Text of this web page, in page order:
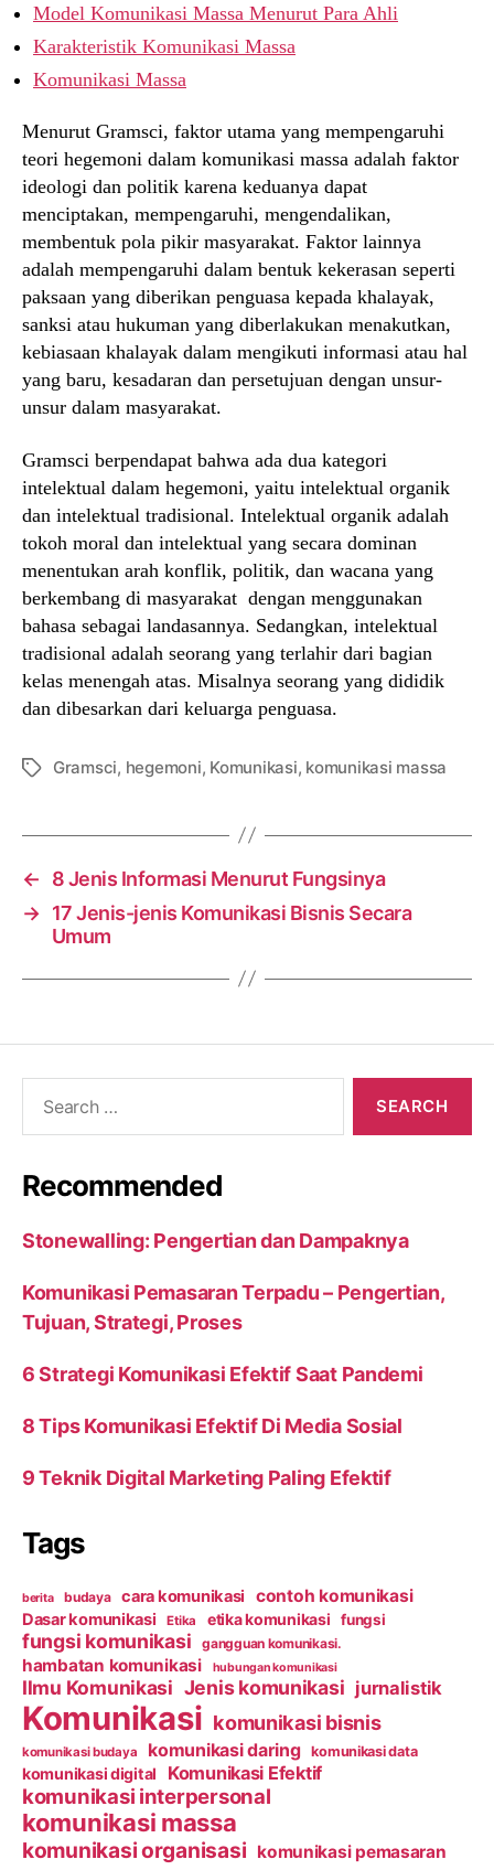
Model Komunikasi Massa Menurut Para Ahli
Karakteristik Komunikasi Massa
Komunikasi Massa
Menurut Gramsci, faktor utama yang mempengaruhi
teori hegemoni dalam komunikasi massa adalah faktor
ideologi dan politik karena keduanya dapat
menciptakan, mempengaruhi, mengendalikan,
membentuk pola pikir masyarakat. Faktor lainnya
adalah mempengaruhi dalam bentuk kekerasan seperti
paksaan yang diberikan penguasa kepada khalayak,
sanksi atau hukuman yang diberlakukan menakutkan,
kebiasaan khalayak dalam mengikuti informasi atau hal
yang baru, kesadaran dan persetujuan dengan unsur-
unsur dalam masyarakat.
Gramsci berpendapat bahwa ada dua kategori
intelektual dalam hegemoni, yaitu intelektual organik
dan intelektual tradisional. Intelektual organik adalah
tokoh moral dan intelektual yang secara dominan
menentukan arah konflik, politik, dan wacana yang
berkembang di masyarakat dengan menggunakan
bahasa sebagai landasannya. Sedangkan, intelektual
tradisional adalah seorang yang terlahir dari bagian
kelas menengah atas. Misalnya seorang yang dididik
dan dibesarkan dari keluarga penguasa.
TagsGramsci, hegemoni, Komunikasi, komunikasi massa
←
8 Jenis Informasi Menurut Fungsinya
→ 17 Jenis-jenis Komunikasi Bisnis Secara
Umum
Recommended
Stonewalling: Pengertian dan Dampaknya
Komunikasi Pemasaran Terpadu – Pengertian,
Tujuan, Strategi, Proses
6 Strategi Komunikasi Efektif Saat Pandemi
8 Tips Komunikasi Efektif Di Media Sosial
9 Teknik Digital Marketing Paling Efektif
Tags
berita budaya cara komunikasi contoh komunikasi
Dasar komunikasi Etika etika komunikasi fungsi
fungsi komunikasi gangguan komunikasi.
hambatan komunikasi hubungan komunikasi
Ilmu Komunikasi Jenis komunikasi jurnalistik
Komunikasi komunikasi bisnis
komunikasi budaya komunikasi daring komunikasi data
komunikasi digital Komunikasi Efektif
komunikasi interpersonal
komunikasi massa
komunikasi organisasi komunikasi pemasaran